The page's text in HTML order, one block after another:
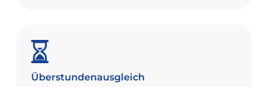
Überstundenausgleich